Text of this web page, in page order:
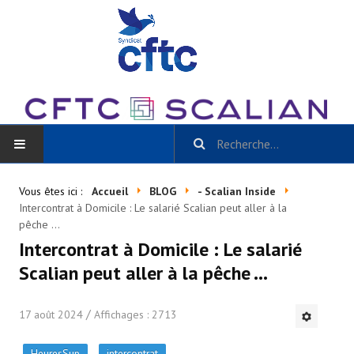
BLOG
Toutes les catégories
- Actu CSE et + / La Gazette Scalian
Vous êtes ici : Accueil BLOG
- Scalian Inside
Intercontrat à Domicile : Le salarié Scalian peut aller à la
pêche ...
Intercontrat à Domicile : Le salarié
Scalian peut aller à la pêche ...
17 août 2024 Affichages : 2713